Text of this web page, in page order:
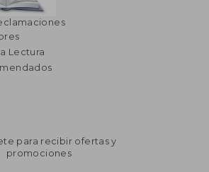
Lectura
para recibir ofertas y
promociones